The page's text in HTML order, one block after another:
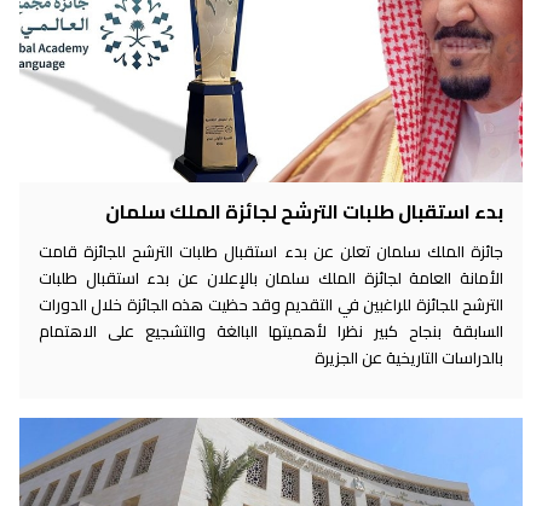
بدء استقبال طلبات الترشح لجائزة الملك سلمان
جائزة الملك سلمان تعلن عن بدء استقبال طلبات الترشح للجائزة قامت
الأمانة العامة لجائزة الملك سلمان بالإعلان عن بدء استقبال طلبات
الترشح للجائزة للراغبين في التقديم وقد حظيت هذه الجائزة خلال الدورات
السابقة بنجاح كبير نظرا لأهميتها البالغة والتشجيع على الاهتمام
بالدراسات التاريخية عن الجزيرة